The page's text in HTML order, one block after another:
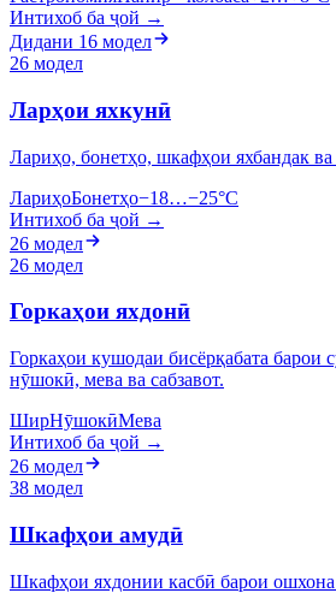
Интихоб ба ҷой →
Дидани 16 модел
26 модел
Ларҳои яхкунӣ
Лариҳо, бонетҳо, шкафҳои яхбандак ва
ЛариҳоБонетҳо−18…−25°C
Интихоб ба ҷой →
26 модел
26 модел
Горкаҳои яхдонӣ
Горкаҳои кушодаи бисёрқабата
нӯшокӣ, мева ва сабзавот.
ШирНӯшокӣМева
Интихоб ба ҷой →
26 модел
38 модел
Шкафҳои амудӣ
Шкафҳои яхдонии касбӣ барои ошхона